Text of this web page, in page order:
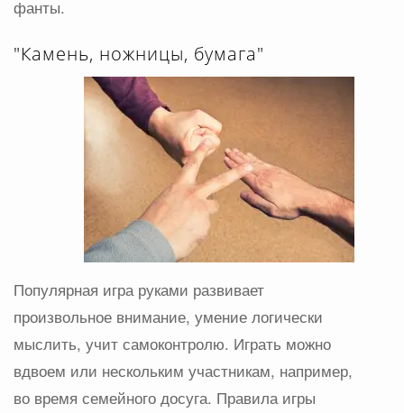
фанты.
"Камень, ножницы, бумага"
Популярная игра руками развивает
произвольное внимание, умение логически
мыслить, учит самоконтролю. Играть можно
вдвоем или нескольким участникам, например,
во время семейного досуга. Правила игры